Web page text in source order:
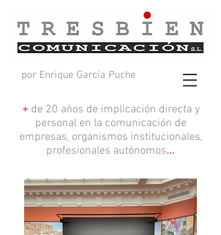
por Enrique García Puche
+ de 20 años de implicación directa y
personal en la comunicación de
empresas, organismos institucionales,
profesionales autónomos...